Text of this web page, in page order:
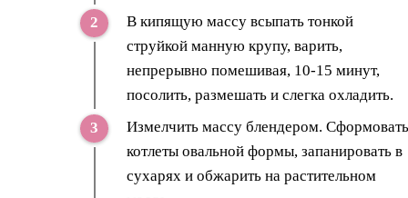
В кипящую массу всыпать тонкой
струйкой манную крупу, варить,
непрерывно помешивая, 10-15 минут,
посолить, размешать и слегка охладить.
Измелчить массу блендером. Сформовать
котлеты овальной формы, запанировать в
сухарях и обжарить на растительном